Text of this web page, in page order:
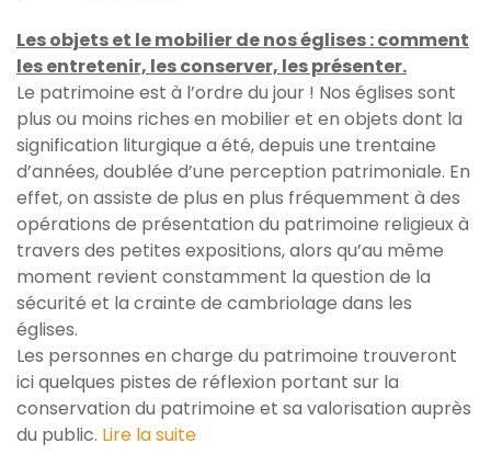
Les objets et le mobilier de nos églises : comment
les entretenir, les conserver, les présenter.
Le patrimoine est à l’ordre du jour ! Nos églises sont
plus ou moins riches en mobilier et en objets dont la
signification liturgique a été, depuis une trentaine
d’années, doublée d’une perception patrimoniale. En
effet, on assiste de plus en plus fréquemment à des
opérations de présentation du patrimoine religieux à
travers des petites expositions, alors qu’au même
moment revient constamment la question de la
sécurité et la crainte de cambriolage dans les
églises.
Les personnes en charge du patrimoine trouveront
ici quelques pistes de réflexion portant sur la
conservation du patrimoine et sa valorisation auprès
du public. Lire la suite